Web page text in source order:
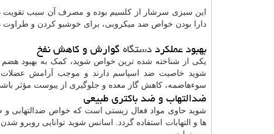
این سبزی سرشار از کلسیم بوده و مصرف آن سبب تقویت
دارا بودن خواص ضد میکروبی، برای خوشبو کردن و طراوت
بهبود عملکرددستگاهگوارش و کاهش نفخ
یکی از شناخته شده ترین خواص شوید، کمک به بهبود
شوید خاصیت ضد اسپاسم دارند و موجب آرامش عضلات
سوءهاضمه، کاهش گاز معده و جلوگیری از یبوست مؤثر
ضدالتهاب و ضد باکتری طبیعی
شوید حاوی مواد فعال زیستی است که خواص ضدالتهابی و
ها و التهابات استفاده گردد. اسانس شوید توانایی روبرو